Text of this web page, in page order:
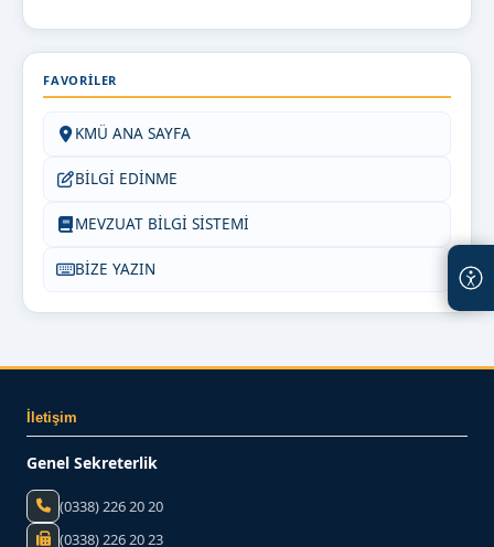
FAVORILER
KMÜ ANA SAYFA
BİLGİ EDİNME
MEVZUAT BİLGİ SİSTEMİ
BİZE YAZIN
İletişim
Genel Sekreterlik
(0338) 226 20 20
(0338) 226 20 23